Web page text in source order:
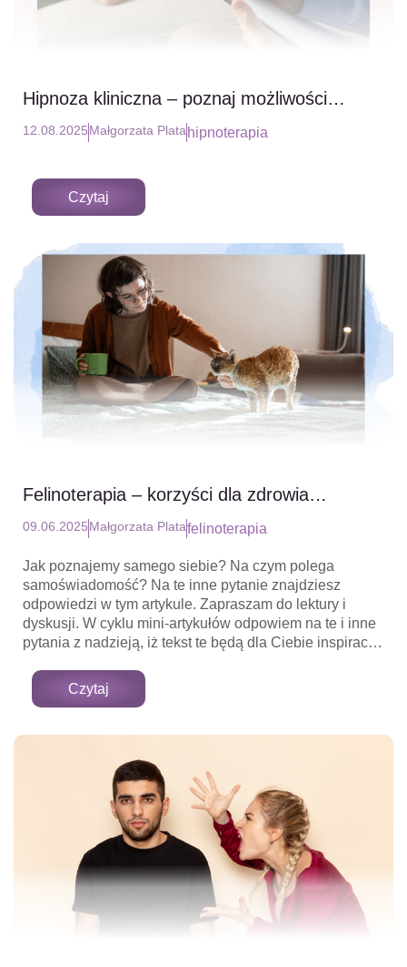
Hipnoza kliniczna – poznaj możliwości
hipnoterapii (cz.1)
12.08.2025Małgorzata Platahipnoterapia
Czytaj
Felinoterapia – korzyści dla zdrowia
psychofizycznego
09.06.2025Małgorzata Platafelinoterapia
Jak poznajemy samego siebie? Na czym polega
samoświadomość? Na te inne pytanie znajdziesz
odpowiedzi w tym artykule. Zapraszam do lektury i
dyskusji. W cyklu mini-artykułów odpowiem na te i inne
pytania z nadzieją, iż tekst te będą dla Ciebie inspiracją
zaproszenie do pierwszej z wielu podróży do Krainy
Świadomości.
Czytaj